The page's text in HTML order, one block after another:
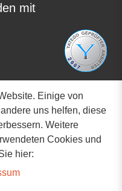
mit
34
Einige von
uns helfen, diese
Weitere
Cookies und
hier: